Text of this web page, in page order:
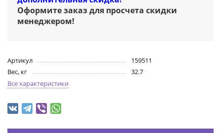
Оформите заказ для просчета скидки
менеджером!
Артикул
159511
Вес, кг
32.7
Все характеристики